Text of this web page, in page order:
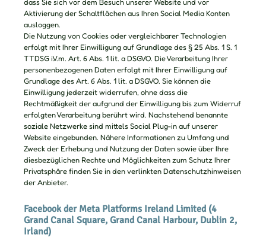
dass Sie sich vor dem Besuch unserer Website und vor
Aktivierung der Schaltflächen aus Ihren Social Media Konten
ausloggen.
Die Nutzung von Cookies oder vergleichbarer Technologien
erfolgt mit Ihrer Einwilligung auf Grundlage des § 25 Abs. 1 S. 1
TTDSG i.V.m. Art. 6 Abs. 1 lit. a DSGVO. Die Verarbeitung Ihrer
personenbezogenen Daten erfolgt mit Ihrer Einwilligung auf
Grundlage des Art. 6 Abs. 1 lit. a DSGVO. Sie können die
Einwilligung jederzeit widerrufen, ohne dass die
Rechtmäßigkeit der aufgrund der Einwilligung bis zum Widerruf
erfolgten Verarbeitung berührt wird. Nachstehend benannte
soziale Netzwerke sind mittels Social Plug-in auf unserer
Website eingebunden. Nähere Informationen zu Umfang und
Zweck der Erhebung und Nutzung der Daten sowie über Ihre
diesbezüglichen Rechte und Möglichkeiten zum Schutz Ihrer
Privatsphäre finden Sie in den verlinkten Datenschutzhinweisen
der Anbieter.
Facebook der Meta Platforms Ireland Limited (4
Grand Canal Square, Grand Canal Harbour, Dublin 2,
Irland)